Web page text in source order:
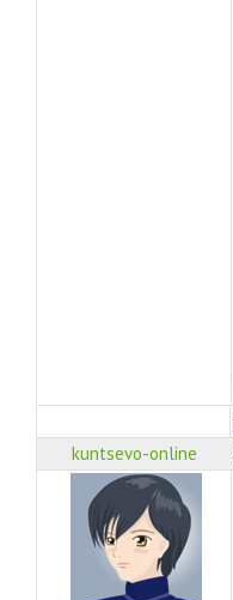
kuntsevo-online